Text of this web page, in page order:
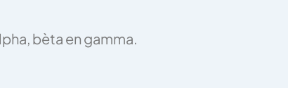
bèta en gamma.